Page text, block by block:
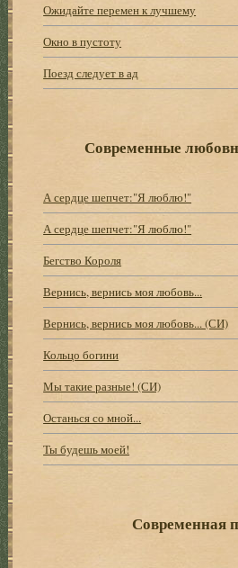
Ожидайте перемен к лучшему
Окно в пустоту
Поезд следует в ад
Современные
А сердце шепчет:"Я люблю!"
А сердце шепчет:"Я люблю!"
Бегство Короля
Вернись, вернись моя любовь...
Вернись, вернись моя любовь... (СИ)
Кольцо богини
Мы такие разные! (СИ)
Останься со мной...
Ты будешь моей!
Современная